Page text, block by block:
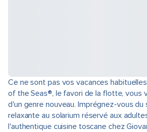
Ce ne sont pas vos vacances
of the Seas®, le favori de la flotte, vous
d'un genre nouveau. Imprégnez-vous
relaxante au solarium réservé aux
l'authentique cuisine toscane chez